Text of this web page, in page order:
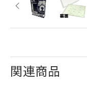
関連商品